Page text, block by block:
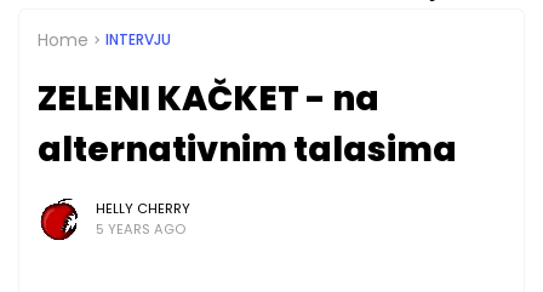
Home INTERVJU
ZELENI KAČKET - na
alternativnim talasima
HELLY CHERRY
5 YEARS AGO